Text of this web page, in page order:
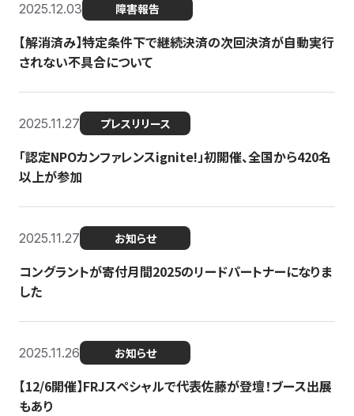
2025.12.03 障害報告
【解消済み】特定条件下で継続決済の次回決済が自動実行
されない不具合について
2025.11.27 プレスリリース
「認定NPOカンファレンスignite!」初開催、全国から420名
以上が参加
2025.11.27 お知らせ
コングラントが寄付月間2025のリードパートナーになりま
した
2025.11.26 お知らせ
【12/6開催】FRJスペシャルで代表佐藤が登壇！ブース出展
もあり